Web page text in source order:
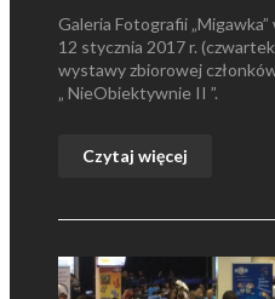
Galeria Fotografii „Migawka”
12 stycznia 2017 r.
wystawy zbiorowej
„ NieObiektywnie II ”.
Czytaj więcej